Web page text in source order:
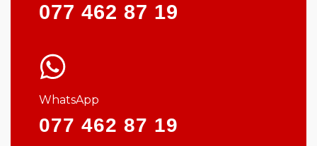
077 462 87 19
WhatsApp
077 462 87 19